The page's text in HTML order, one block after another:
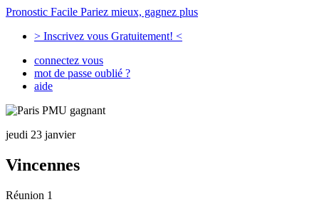
Pronostic Facile Pariez mieux, gagnez plus
> Inscrivez vous Gratuitement! <
connectez vous
mot de passe oublié ?
aide
jeudi 23 janvier
Vincennes
Réunion 1